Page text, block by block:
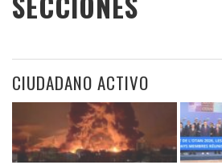
CIUDADANO ACTIVO